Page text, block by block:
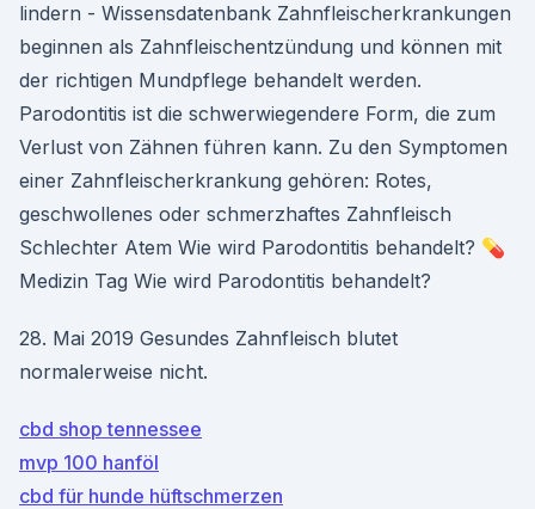
lindern - Wissensdatenbank Zahnfleischerkrankungen
beginnen als Zahnfleischentzündung und können mit
der richtigen Mundpflege behandelt werden.
Parodontitis ist die schwerwiegendere Form, die zum
Verlust von Zähnen führen kann. Zu den Symptomen
einer Zahnfleischerkrankung gehören: Rotes,
geschwollenes oder schmerzhaftes Zahnfleisch
Schlechter Atem Wie wird Parodontitis behandelt? 💊
Medizin Tag Wie wird Parodontitis behandelt?
28. Mai 2019 Gesundes Zahnfleisch blutet
normalerweise nicht.
cbd shop tennessee
mvp 100 hanföl
cbd für hunde hüftschmerzen